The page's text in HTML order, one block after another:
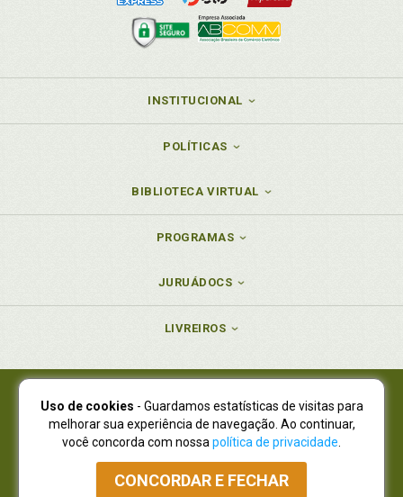
INSTITUCIONAL
POLÍTICAS
BIBLIOTECA VIRTUAL
PROGRAMAS
JURUÁDOCS
LIVREIROS
Juruá Editora Ltda., CNPJ 77.535.508/0001-19
Juruá Informática Ltda., CNPJ 01.701.561/0001-80
NOVO ENDEREÇO:R. Flávio Dallegrave, 7665, São Lourenço |
Curitiba - Paraná - CEP 82210-310
Atendimento: (41) 4009-3900|Vendas Atacado: (41) 4009-3939
Uso de cookies - Guardamos estatísticas de visitas para
melhorar sua experiência de navegação. Ao continuar,
você concorda com nossa política de privacidade
CONCORDAR E FECHAR